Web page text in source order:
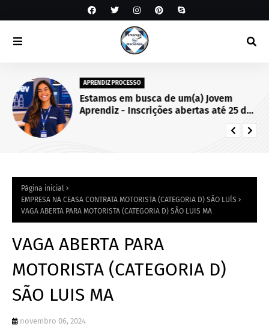
APRENDIZ PROCESSO
Estamos em busca de um(a) Jovem
Aprendiz - Inscrições abertas até 25 de
Página inicial
EMPRESA NA CEASA CONTRATA MOTORISTA (CATEGORIA D) SÃO LUÍS
VAGA ABERTA PARA MOTORISTA (CATEGORIA D) SÃO LUIS MA
VAGA ABERTA PARA
MOTORISTA (CATEGORIA D)
SÃO LUIS MA
novembro 06, 2024